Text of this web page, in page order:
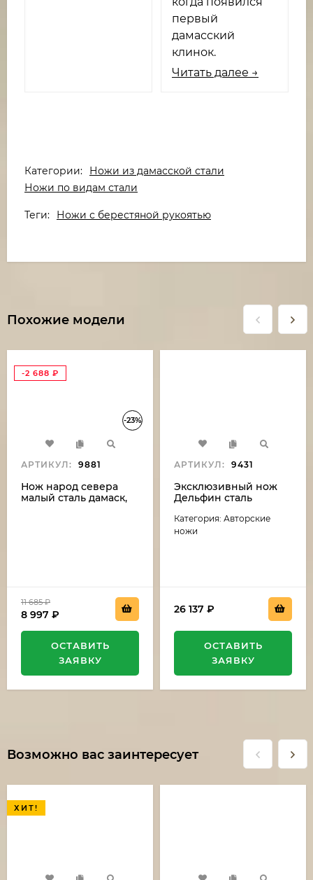
первый
дамасский
клинок.
Читать далее →
Категории:
Ножи из дамасской стали
Ножи по видам стали
Теги: Ножи с берестяной рукоятью
Похожие модели
-23%
-2 688 ₽
АРТИКУЛ: 9881
Нож народ севера
малый сталь дамаск,
11 685₽
8 997 ₽
ОСТАВИТЬ
ЗАЯВКУ
АРТИКУЛ: 9431
Эксклюзивный нож
Дельфин сталь
(никелирование),
рукоять резная,
Категория: Авторские
ножи
26 137 ₽
ОСТАВИТЬ
ЗАЯВКУ
Возможно вас заинтересует
ХИТ!